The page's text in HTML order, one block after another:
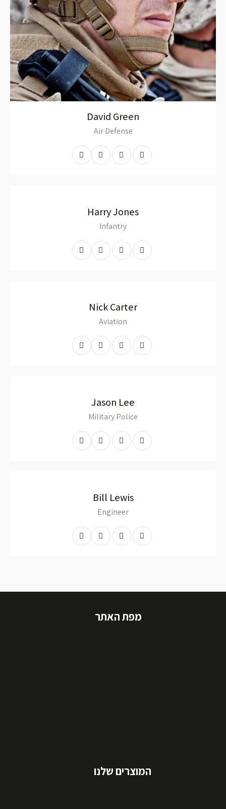
David Green
Air Defense
Harry Jones
Infantry
Nick Carter
Aviation
Jason Lee
Military Police
Bill Lewis
Engineer
מפת האתר
המוצרים שלנו